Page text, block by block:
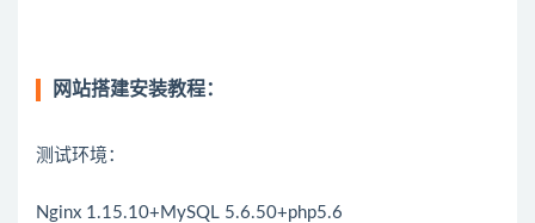
网站搭建安装教程：
测试环境：
Nginx 1.15.10+MySQL 5.6.50+php5.6